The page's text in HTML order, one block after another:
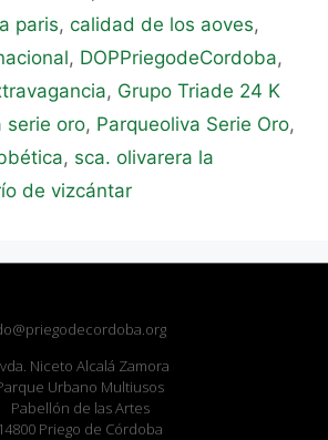
paris, calidad de los aoves,
, DOPPriegodeCordoba,
, Grupo Triade 24 K
serie oro, Parqueoliva Serie Oro,
, sca. olivarera la
de vizcántar
Niceto Alcalá Zamora
Urbano Multiusos
Pabellón de las Artes
14800 Priego de Córdoba